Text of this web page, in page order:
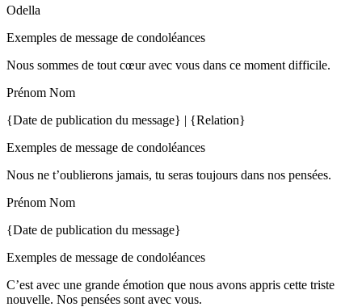
Odella
Exemples de message de condoléances
Nous sommes de tout cœur avec vous dans ce moment difficile.
Prénom Nom
{Date de publication du message} | {Relation}
Exemples de message de condoléances
Nous ne t’oublierons jamais, tu seras toujours dans nos pensées.
Prénom Nom
{Date de publication du message}
Exemples de message de condoléances
C’est avec une grande émotion que nous avons appris cette triste
nouvelle. Nos pensées sont avec vous.